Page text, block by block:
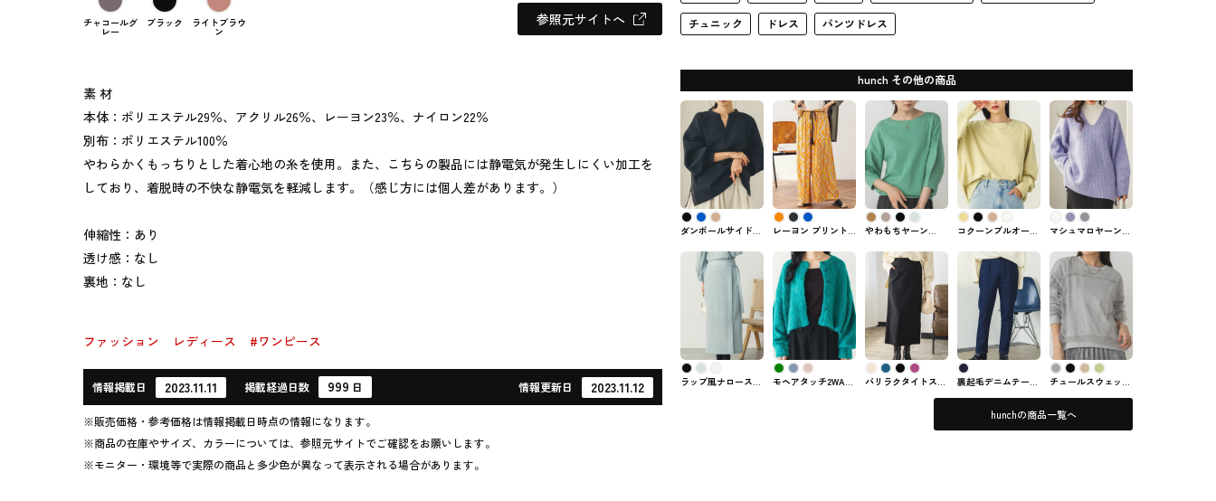
チャコールグ
レー
ブラック ライトブラウ
ン
参照元サイトへ
素 材
本体：ポリエステル29％、アクリル26％、レーヨン23％、ナイロン22％
別布：ポリエステル100％
やわらかくもっちりとした着心地の糸を使用。また、こちらの製品には静電気が発生しにくい加工を
しており、着脱時の不快な静電気を軽減します。（感じ方には個人差があります。）
伸縮性：あり
透け感：なし
裏地：なし
ファッション レディース #ワンピース
情報掲載日 2023.11.11 掲載経過日数 999 日 情報更新日 2023.11.12
※販売価格・参考価格は情報掲載日時点の情報になります。
※商品の在庫やサイズ、カラーについては、参照元サイトでご確認をお願いします。
※モニター・環境等で実際の商品と多少色が異なって表示される場合があります。
チュニック ドレス パンツドレス
hunch その他の商品
ダンボールサイドス
レーヨン プリント
nina（リル・ニー
ナ） #ズボン・パン
ツ
やわもちヤーン
ト【静電気防止】
hunchのトップス
コクーンプルオーバ
マシュマロヤーンV
#トップス
ラップ風ナロースカ
モヘアタッチ2WAY
バリラクタイトスカ
裏起毛デニムテーパ
ードパンツ hunch #
ズボン・パンツ
チュールスウェット
トップス【新色追
加】 hunchのトップ
hunchの商品一覧へ